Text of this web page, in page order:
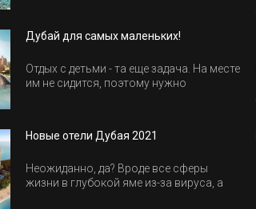
Дубай для самых маленьких!
Отдых с детьми - та еще задача. На месте
им не сидится, поэтому нужно
весело.
Новые отели Дубая 2021
Неожиданно, да? Вроде все сферы
жизни в глубокой яме из-за вируса, а